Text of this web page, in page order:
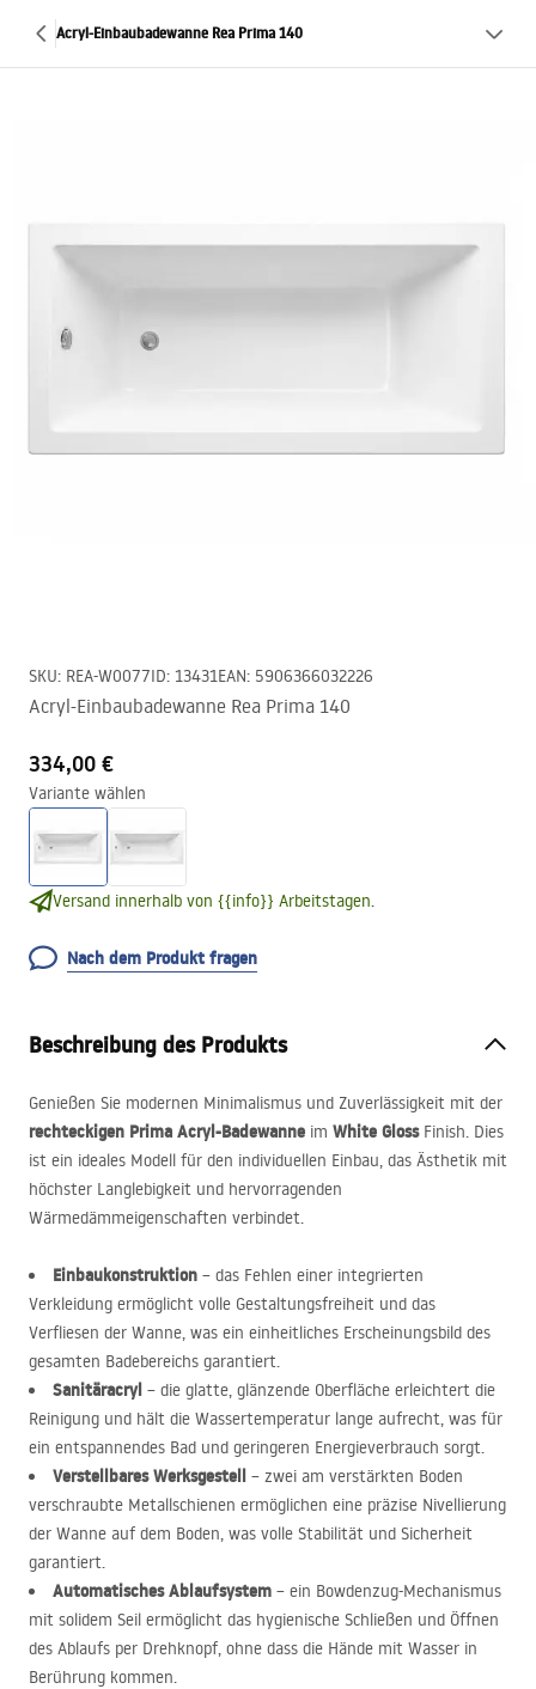
Acryl-Einbaubadewanne Rea Prima 140
SKU: REA-W0077ID: 13431EAN: 5906366032226
Acryl-Einbaubadewanne Rea Prima 140
334,00 €
Variante wählen
Versand innerhalb von {{info}} Arbeitstagen.
Nach dem Produkt fragen
Beschreibung des Produkts
Genießen Sie modernen Minimalismus und Zuverlässigkeit mit der
rechteckigen Prima Acryl-Badewanne im White GlossFinish. Dies
ist ein ideales Modell für den individuellen Einbau, das Ästhetik mit
höchster Langlebigkeit und hervorragenden
Wärmedämmeigenschaften verbindet.
Einbaukonstruktion – das Fehlen einer integrierten
Verkleidung ermöglicht volle Gestaltungsfreiheit und das
Verfliesen der Wanne, was ein einheitliches Erscheinungsbild des
gesamten Badebereichs garantiert.
Sanitäracryl – die glatte, glänzende Oberfläche erleichtert die
Reinigung und hält die Wassertemperatur lange aufrecht, was für
ein entspannendes Bad und geringeren Energieverbrauch sorgt.
Verstellbares Werksgestell – zwei am verstärkten Boden
verschraubte Metallschienen ermöglichen eine präzise Nivellierung
der Wanne auf dem Boden, was volle Stabilität und Sicherheit
garantiert.
Automatisches Ablaufsystem – ein Bowdenzug-Mechanismus
mit solidem Seil ermöglicht das hygienische Schließen und Öffnen
des Ablaufs per Drehknopf, ohne dass die Hände mit Wasser in
Berührung kommen.